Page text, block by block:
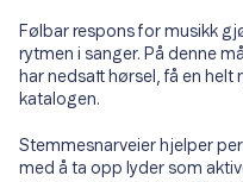
Følbar respons for musikk
rytmen i sanger. På denne
har nedsatt hørsel, få en helt
katalogen.
Stemmesnarveier hjelper
med å ta opp lyder som